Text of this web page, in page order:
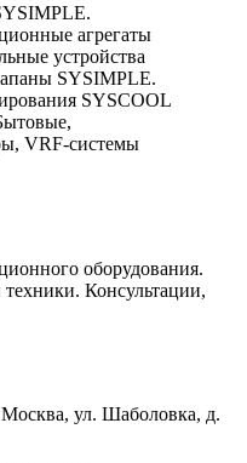
агрегаты
устройства
SYSIMPLE.
SYSCOOL
VRF-системы
оборудования.
Консультации,
Москва, ул. Шаболовка, д.